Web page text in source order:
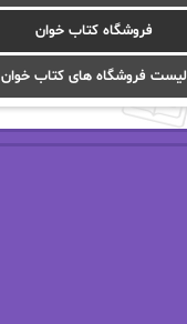
آیسان صادقی
ا_اصغرزاده
از نیلوفر لاری
فروشگاه کتاب خوان
لیست فروشگاه های کتاب خوان